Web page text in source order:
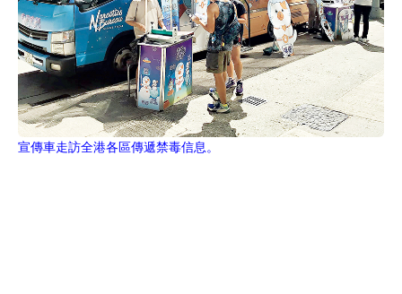
宣傳車走訪全港各區傳遞禁毒信息。